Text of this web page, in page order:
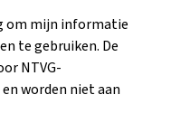
om mijn informatie
te gebruiken. De
NTVG-
worden niet aan